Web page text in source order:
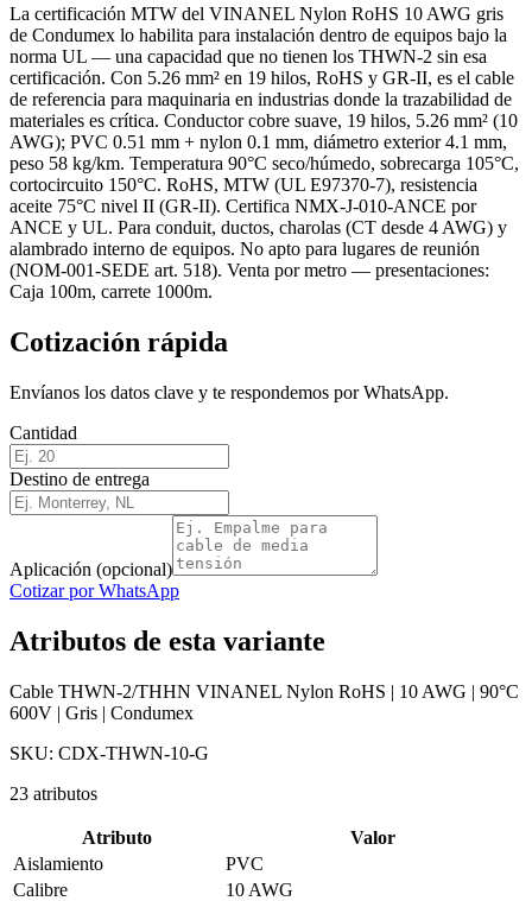
La certificación MTW del VINANEL Nylon RoHS 10 AWG gris
de Condumex lo habilita para instalación dentro de equipos bajo la
norma UL — una capacidad que no tienen los THWN-2 sin esa
certificación. Con 5.26 mm² en 19 hilos, RoHS y GR-II, es el cable
de referencia para maquinaria en industrias donde la trazabilidad de
materiales es crítica. Conductor cobre suave, 19 hilos, 5.26 mm² (10
AWG); PVC 0.51 mm + nylon 0.1 mm, diámetro exterior 4.1 mm,
peso 58 kg/km. Temperatura 90°C seco/húmedo, sobrecarga 105°C,
cortocircuito 150°C. RoHS, MTW (UL E97370-7), resistencia
aceite 75°C nivel II (GR-II). Certifica NMX-J-010-ANCE por
ANCE y UL. Para conduit, ductos, charolas (CT desde 4 AWG) y
alambrado interno de equipos. No apto para lugares de reunión
(NOM-001-SEDE art. 518). Venta por metro — presentaciones:
Caja 100m, carrete 1000m.
Cotización rápida
Envíanos los datos clave y te respondemos por WhatsApp.
Cantidad
Destino de entrega
Aplicación (opcional)
Cotizar por WhatsApp
Atributos de esta variante
Cable THWN-2/THHN VINANEL Nylon RoHS | 10 AWG | 90°C
600V | Gris | Condumex
SKU: CDX-THWN-10-G
23 atributos
Atributo
Valor
Aislamiento
PVC
Calibre
10 AWG